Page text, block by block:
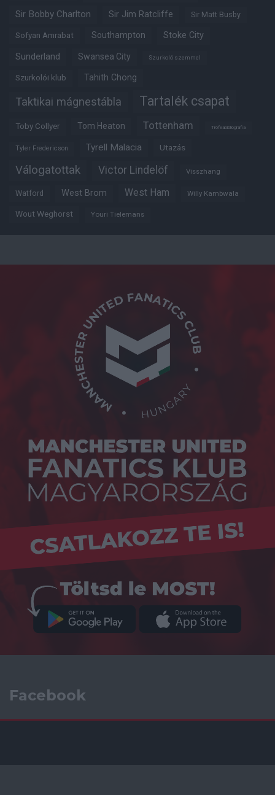
Sir Bobby Charlton Sir Jim Ratcliffe Sir Matt Busby
Sofyan Amrabat Southampton Stoke City
Sunderland Swansea City Szurkoló szemmel
Szurkolói klub Tahith Chong
Taktikai mágnestábla Tartalék csapat
Toby Collyer Tom Heaton Tottenham Trófeabibliográfia
Tyler Fredericson Tyrell Malacia Utazás
Válogatottak Victor Lindelöf Visszhang
Watford West Brom West Ham Willy Kambwala
Wout Weghorst Youri Tielemans
Facebook